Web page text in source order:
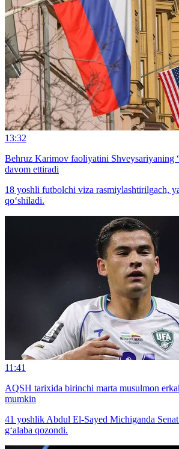
13:32
Behruz Karimov faoliyatini Shveysariyaning
davom ettiradi
18 yoshli futbolchi viza rasmiylashtirilgach,
qo‘shiladi.
11:41
AQSH tarixida birinchi marta musulmon
mumkin
41 yoshlik Abdul El-Sayed Michiganda
g‘alaba qozondi.